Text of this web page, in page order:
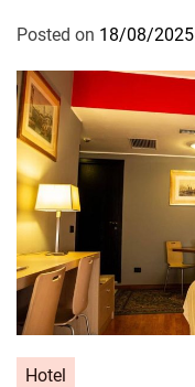
Posted on 18/08/2025
Hotel